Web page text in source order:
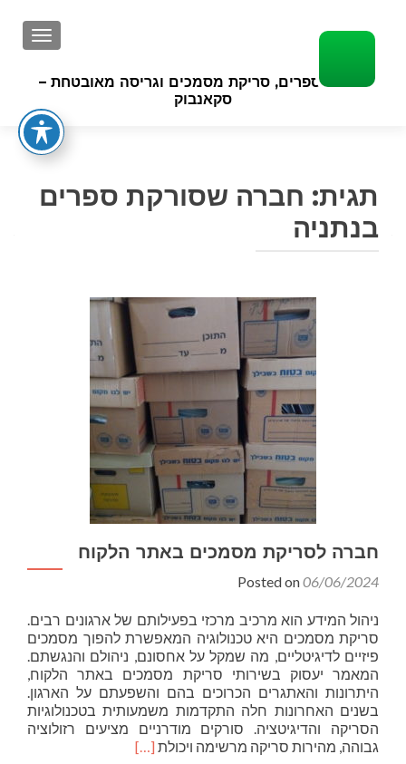
סריקת ספרים, סריקת מסמכים וגריסה מאובטחת –
סקאנבוק
תגית: חברה שסורקת ספרים
בנתניה
חברה לסריקת מסמכים באתר הלקוח
Posted on06/06/2024
ניהול המידע הוא מרכיב מרכזי בפעילותם של ארגונים רבים.
סריקת מסמכים היא טכנולוגיה המאפשרת להפוך מסמכים
פיזיים לדיגיטליים, מה שמקל על אחסונם, ניהולם והנגשתם.
המאמר יעסוק בשירותי סריקת מסמכים באתר הלקוח,
היתרונות והאתגרים הכרוכים בהם והשפעתם על הארגון.
בשנים האחרונות חלה התקדמות משמעותית בטכנולוגיות
הסריקה והדיגיטציה. סורקים מודרניים מציעים רזולוציה
גבוהה, מהירות סריקה מרשימה ויכולתRead
[…]